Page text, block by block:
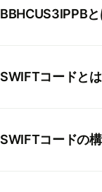
BBHCUS3IPPB
SWIFTコードと
SWIFTコードの